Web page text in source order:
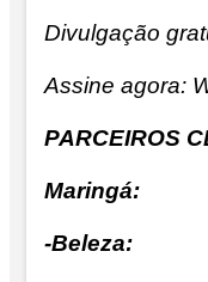
Divulgação
Assine agora:
PARCEIROS
Maringá:
-Beleza: